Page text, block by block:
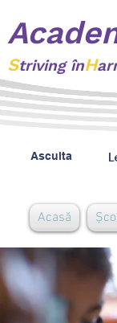
Striving înH
Asculta
Acasă